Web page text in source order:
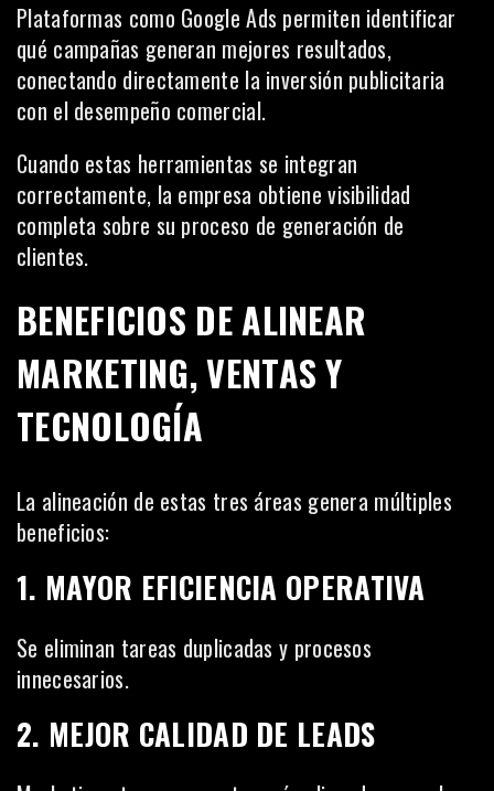
Plataformas como Google Ads permiten identificar
qué campañas generan mejores resultados,
conectando directamente la inversión publicitaria
con el desempeño comercial.
Cuando estas herramientas se integran
correctamente, la empresa obtiene visibilidad
completa sobre su proceso de generación de
clientes.
BENEFICIOS DE ALINEAR
MARKETING, VENTAS Y
TECNOLOGÍA
La alineación de estas tres áreas genera múltiples
beneficios:
1. MAYOR EFICIENCIA OPERATIVA
Se eliminan tareas duplicadas y procesos
innecesarios.
2. MEJOR CALIDAD DE LEADS